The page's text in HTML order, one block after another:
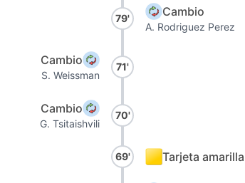
79' Cambio
A. Rodriguez Perez
Cambio
S. Weissman
71'
Cambio
G. Tsitaishvili
70'
69' Tarjeta amarilla